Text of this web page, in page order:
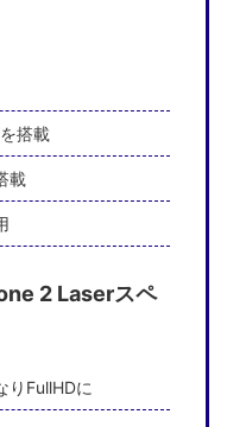
搭載
載
2 Laserスペ
りFullHDに